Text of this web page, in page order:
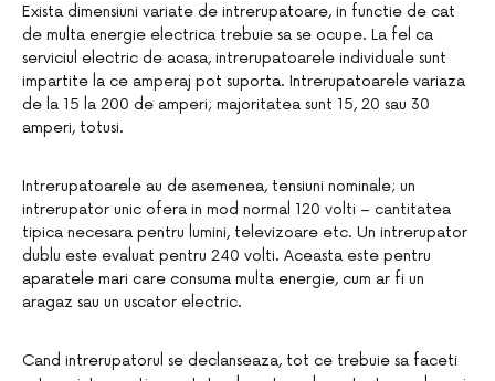
Exista dimensiuni variate de intrerupatoare, in functie de cat
de multa energie electrica trebuie sa se ocupe. La fel ca
serviciul electric de acasa, intrerupatoarele individuale sunt
impartite la ce amperaj pot suporta. Intrerupatoarele variaza
de la 15 la 200 de amperi; majoritatea sunt 15, 20 sau 30
amperi, totusi.
Intrerupatoarele au de asemenea, tensiuni nominale; un
intrerupator unic ofera in mod normal 120 volti – cantitatea
tipica necesara pentru lumini, televizoare etc. Un intrerupator
dublu este evaluat pentru 240 volti. Aceasta este pentru
aparatele mari care consuma multa energie, cum ar fi un
aragaz sau un uscator electric.
Cand intrerupatorul se declanseaza, tot ce trebuie sa faceti